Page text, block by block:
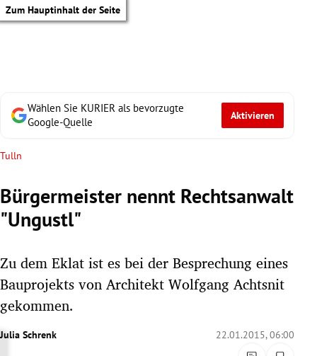
Zum Hauptinhalt der Seite
Untermenü
Untermenü
Wählen Sie KURIER als bevorzugte
Google-Quelle
Aktivieren
Tulln
Bürgermeister nennt Rechtsanwalt
"Ungustl"
Zu dem Eklat ist es bei der Besprechung eines
Bauprojekts von Architekt Wolfgang Achtsnit
gekommen.
Julia Schrenk 22.01.2015, 06:00